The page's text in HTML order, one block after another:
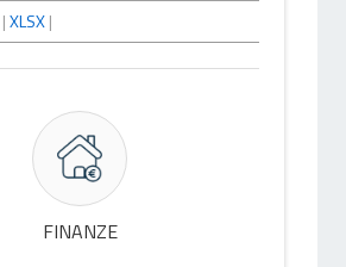
|XLSX|
FINANZE